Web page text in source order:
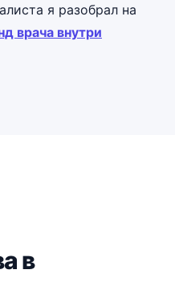
я разобрал на
врача внутри
в